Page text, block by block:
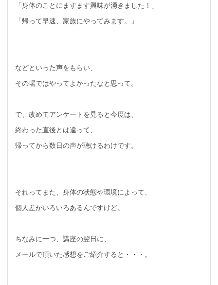
「身体のことにますます興味が湧きました！」
「帰って早速、家族にやってみます。」
などといった声をもらい、
その場ではやってよかったなと思って。
で、改めてアンケートを見ると今度は、
終わった直後とは違って、
帰ってから数日の声が聴けるわけです。
それってまた、身体の状態や環境によって、
個人差がいろいろあるんですけど。
ちなみに一つ、講座の翌日に、
メールで頂いた感想をご紹介すると・・・。